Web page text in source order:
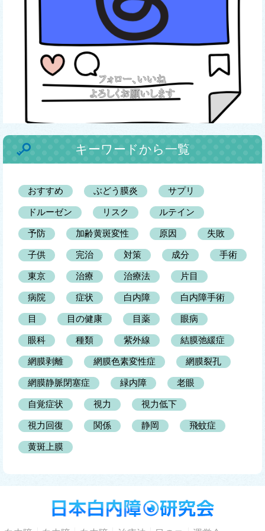
キーワードから一覧
おすすめ ぶどう膜炎 サプリ
ドルーゼン リスク ルテイン
予防 加齢黄斑変性 原因 失敗
子供 完治 対策 成分 手術
東京 治療 治療法 片目
病院 症状 白内障 白内障手術
目 目の健康 目薬 眼病
眼科 種類 紫外線 結膜弛緩症
網膜剥離 網膜色素変性症 網膜裂孔
網膜静脈閉塞症 緑内障 老眼
自覚症状 視力 視力低下
視力回復 関係 静岡 飛蚊症
黄斑上膜